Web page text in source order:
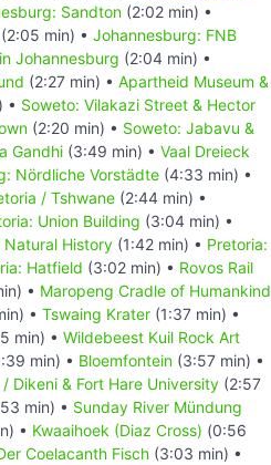
Sandton (2:02 min) •
(2:05 min) • Johannesburg: FNB
Johannesburg (2:04 min) •
(2:27 min) • Apartheid Museum &
• Soweto: Vilakazi Street & Hector
(2:20 min) • Soweto: Jabavu &
Gandhi (3:49 min) • Vaal Dreieck
Nördliche Vorstädte (4:33 min) •
/ Tshwane (2:44 min) •
Union Building (3:04 min) •
Natural History (1:42 min) • Pretoria:
Hatfield (3:02 min) • Rovos Rail
• Maropeng Cradle of Humankind
• Tswaing Krater (1:37 min) •
min) • Wildebeest Kuil Rock Art
min) • Bloemfontein (3:57 min) •
/ Dikeni & Fort Hare University (2:57
min) • Sunday River Mündung
• Kwaaihoek (Diaz Cross) (0:56
Coelacanth Fisch (3:03 min) •